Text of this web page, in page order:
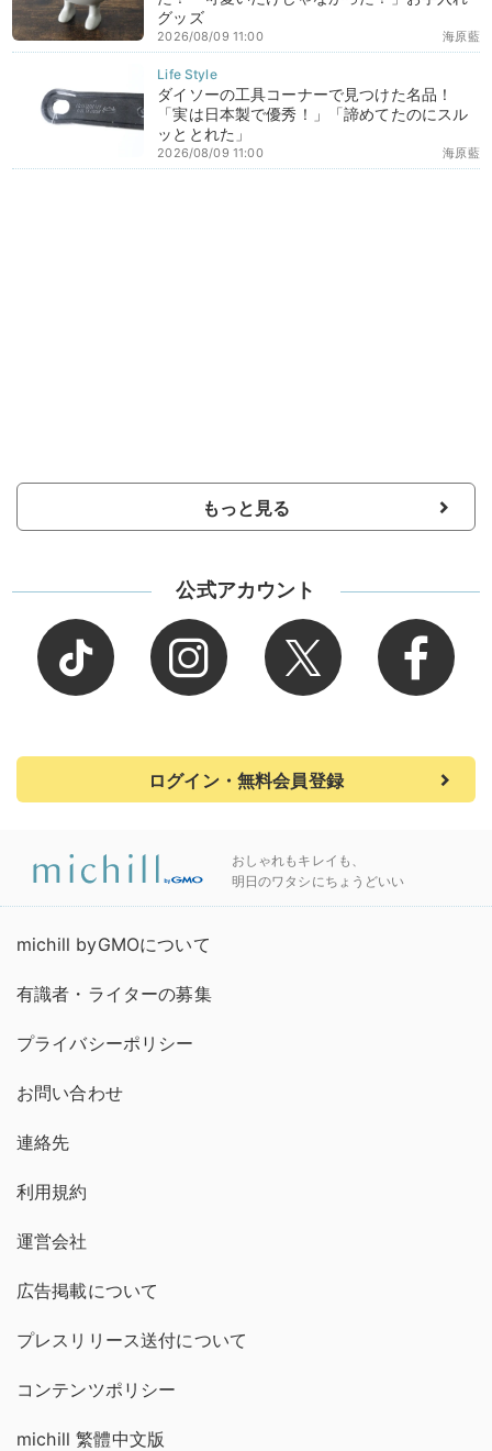
グッズ
海原藍
2026/08/09 11:00
ダイソーの工具コーナーで見つけた名品！
「実は日本製で優秀！」「諦めてたのにスル
ッととれた」
海原藍
2026/08/09 11:00
もっと見る
公式アカウント
ログイン・無料会員登録
おしゃれもキレイも、
明日のワタシにちょうどいい
michill byGMOについて
有識者・ライターの募集
プライバシーポリシー
お問い合わせ
連絡先
利用規約
運営会社
広告掲載について
プレスリリース送付について
コンテンツポリシー
michill 繁體中文版